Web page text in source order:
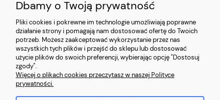
Blog
Ostatnio na blogu
Co to znaczy, że laptop jest poleasingowy i czym różni się od
używanego?
Dbamy o Twoją prywatność
Pliki cookies i pokrewne im technologie umożliwiają poprawne
działanie strony i pomagają nam dostosować ofertę do Twoich
potrzeb. Możesz zaakceptować wykorzystanie przez nas
wszystkich tych plików i przejść do sklepu lub dostosować
użycie plików do swoich preferencji, wybierając opcję "Dostosuj
zgody".
Więcej o plikach cookies przeczytasz w naszej Polityce
prywatności.